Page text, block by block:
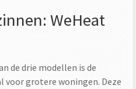
WeHeat
de drie modellen is de
voor grotere woningen. Deze